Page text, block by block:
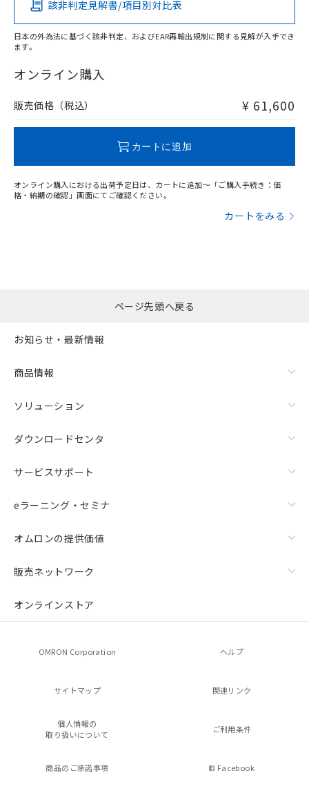
O
在庫等で未対応品が混在する可能性があります。
問い合わせください。
該非判定見解書/項目別対比表
日本の外為法に基づく該非判定、およびEAR再輸出規制に関する見解が入手でき
ます。
オンライン購入
販売価格（税込） ¥ 61,600
カートに追加
オンライン購入における出荷予定日は、カートに追加～「ご購入手続き：価
格・納期の確認」画面にてご確認ください。
カートをみる
ページ先頭へ戻る
お知らせ・最新情報
商品情報
ソリューション
ダウンロードセンタ
サービスサポート
eラーニング・セミナ
オムロンの提供価値
販売ネットワーク
オンラインストア
OMRON Corporation ヘルプ
サイトマップ 関連リンク
個人情報の
取り扱いについて
ご利用条件
商品のご承諾事項 Facebook